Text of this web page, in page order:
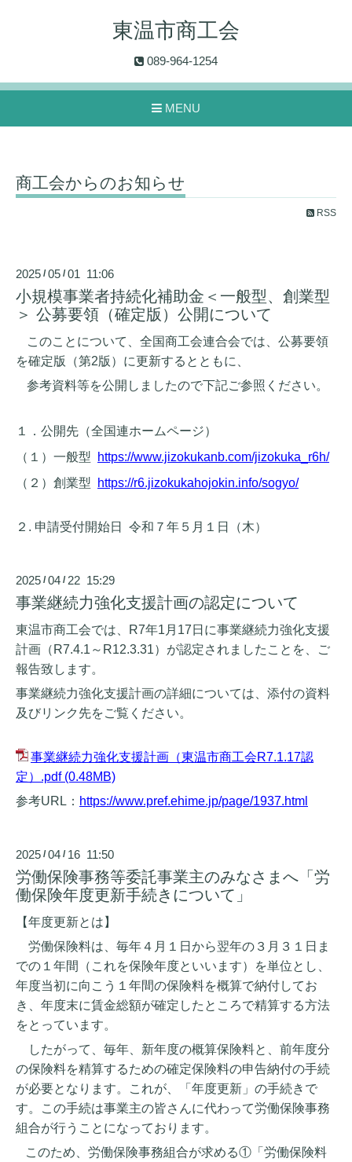
東温市商工会
089-964-1254
MENU
商工会からのお知らせ
RSS
2025 /05 /01 11:06
小規模事業者持続化補助金＜一般型、創業型
＞ 公募要領（確定版）公開について
このことについて、全国商工会連合会では、公募要領
を確定版（第2版）に更新するとともに、
参考資料等を公開しましたので下記ご参照ください。
１．公開先（全国連ホームページ）
（１）一般型
https://www.jizokukanb.com/jizokuka_r6h/
（２）創業型
https://r6.jizokukahojokin.info/sogyo/
２ . 申請受付開始日 令和７年５月１日（木）
2025 /04 / 22 15:29
事業継続力強化支援計画の認定について
東温市商工会では、R7年1月17日に事業継続力強化支援
計画（R7.4.1～R12.3.31）が認定されましたことを、ご
報告致します。
事業継続力強化支援計画の詳細については、添付の資料
及びリンク先をご覧ください。
事業継続力強化支援計画（東温市商工会R7.1.17認
定）.pdf(0.48MB)
参考URL： https://www.pref.ehime.jp/page/1937.html
2025 /04 / 16 11:50
労働保険事務等委託事業主のみなさまへ「労
働保険年度更新手続きについて」
【年度更新とは】
労働保険料は、毎年４月１日から翌年の３月３１日ま
での１年間（これを保険年度といいます）を単位とし、
年度当初に向こう１年間の保険料を概算で納付してお
き、年度末に賃金総額が確定したところで精算する方法
をとっています。
したがって、毎年、新年度の概算保険料と、前年度分
の保険料を精算するための確定保険料の申告納付の手続
が必要となります。これが、「年度更新」の手続きで
す。この手続は事業主の皆さんに代わって労働保険事務
組合が行うことになっております。
このため、労働保険事務組合が求める①「労働保険料